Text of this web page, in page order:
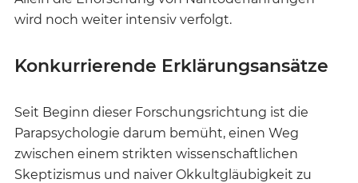
wird noch weiter intensiv verfolgt.
Konkurrierende Erklärungsansätze
Seit Beginn dieser Forschungsrichtung ist die
Parapsychologie darum bemüht, einen Weg
zwischen einem strikten wissenschaftlichen
Skeptizismus und naiver Okkultgläubigkeit zu